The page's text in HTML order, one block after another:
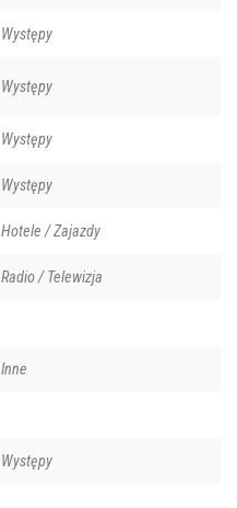
Występy
Występy
Występy
Występy
Hotele / Zajazdy
Radio / Telewizja
Inne
Występy